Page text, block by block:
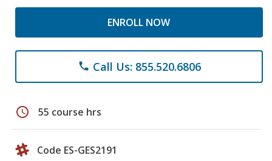
ENROLL NOW
phone Call Us: 855.520.6806
schedule 55 course hrs
Code ES-GES2191